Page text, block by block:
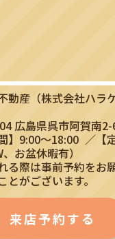
動産（株式会社ハラ
広島県呉市阿賀南
】9:00〜18:00 ／【
、お盆休暇有）
る際は事前予約をお
とがございます。
来店予約する